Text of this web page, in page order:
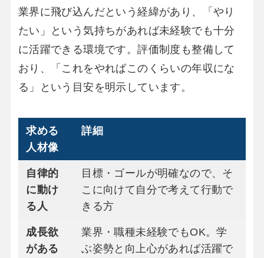
業界に飛び込んだという経緯があり、「やり
たい」という気持ちがあれば未経験でも十分
に活躍できる環境です。評価制度も整備して
おり、「これをやればこのくらいの年収にな
る」という目安を明示しています。
求める
人材像
詳細
自律的
に動け
る人
目標・ゴールが明確なので、そ
こに向けて自分で考えて行動で
きる方
成長欲
がある
業界・職種未経験でもOK。学
ぶ姿勢と向上心があれば活躍で